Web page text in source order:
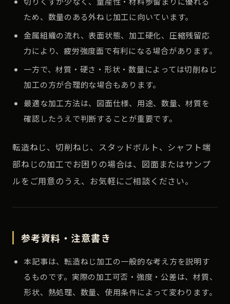
ため、数量のある外ねじ加工に向いています。
金属組織の流れ、表面状態、加工硬化、圧縮残留応
力により、疲労強度面で有利になる場合があります。
一方で、材質・硬さ・形状・数量によっては切削ねじ
加工の方が合理的な場合もあります。
最適な加工方法は、図面仕様、用途、数量、材質を
確認したうえで判断することが重要です。
転造ねじ、切削ねじ、スタッドボルト、シャフト端
部ねじの加工でお困りの場合は、図面またはサンプ
ルをご用意のうえ、お気軽にご相談ください。
参考資料・注意書き
本記事は、転造ねじ加工の一般的な考え方を説明す
るものです。実際の加工可否・強度・公差は、材質、
形状、熱処理、数量、使用条件によって変わります。